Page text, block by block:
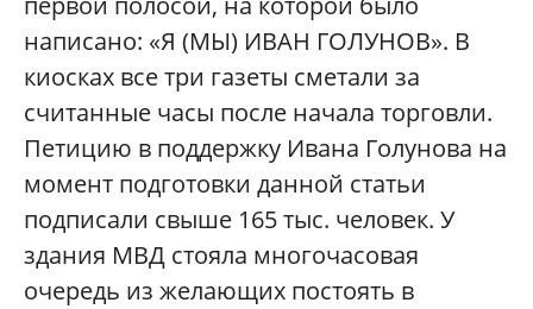
написано: «Я (МЫ) ИВАН ГОЛУНОВ». В
киосках все три газеты сметали за
считанные часы после начала торговли.
Петицию в поддержку Ивана Голунова на
момент подготовки данной статьи
подписали свыше 165 тыс. человек. У
здания МВД стояла многочасовая
очередь из желающих постоять в